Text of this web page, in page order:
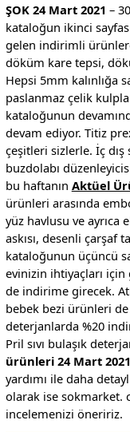
ŞOK 24 Mart 2021 –
kataloğun ikinci
gelen indirimli
döküm kare tepsi,
Hepsi 5mm kalınlığa
paslanmaz çelik
kataloğunun
devam ediyor. Titiz
çeşitleri sizlerle. İç dış
buzdolabı
bu haftanın Aktüel
ürünleri arasında
yüz havlusu ve ayrıca
askısı, desenli çarşaf
kataloğunun üçüncü
evinizin ihtiyaçları
de indirime girecek.
bebek bezi ürünleri
deterjanlarda %20
Pril sıvı bulaşık
ürünleri 24 Mart 2021
yardımı ile daha
olarak ise sokmarket.
incelemenizi öneririz.